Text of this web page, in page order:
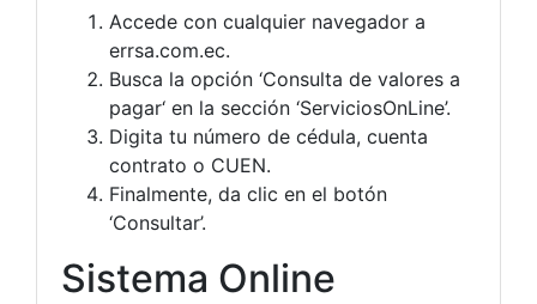
Accede con cualquier navegador a
errsa.com.ec.
Busca la opción ‘Consulta de valores a
pagar‘ en la sección ‘ServiciosOnLine’.
Digita tu número de cédula, cuenta
contrato o CUEN.
Finalmente, da clic en el botón
‘Consultar’.
Sistema Online